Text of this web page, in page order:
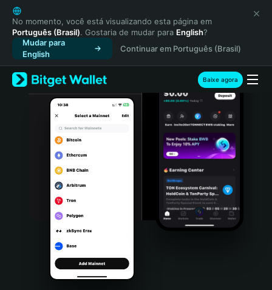
English
日本語
Tiếng Việt
Русский
Español (Latinoamérica)
Türkçe
Italiano
Português (Portugal)
Bahasa Indonesia
Português (Brasil)
Español (Argentina)
No momento, você está visualizando esta página em
Português (Brasil). Gostaria de mudar para English?
Mudar para
English
Continuar em Português (Brasil)
Baixe agora